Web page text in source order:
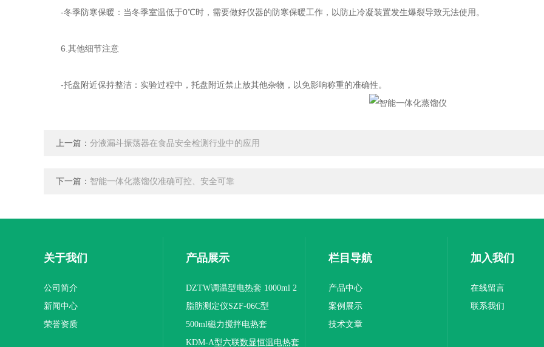
-冬季防寒保暖：当冬季室温低于0℃时，需要做好仪器的防寒保暖工作，以防止冷凝装置发生爆裂导致无法使用。
6.其他细节注意
-托盘附近保持整洁：实验过程中，托盘附近禁止放其他杂物，以免影响称重的准确性。
上一篇： 分液漏斗振荡器在食品安全检测行业中的应用
下一篇： 智能一体化蒸馏仪准确可控、安全可靠
关于我们
公司简介
新闻中心
荣誉资质
产品展示
DZTW调温型电热套 1000ml 2
联
脂肪测定仪SZF-06C型
500ml磁力搅拌电热套
KDM-A型六联数显恒温电热套
栏目导航
产品中心
案例展示
技术文章
加入我们
在线留言
联系我们